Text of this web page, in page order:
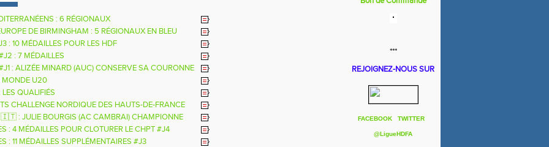
: 6 RÉGIONAUX
DE BIRMINGHAM : 5 RÉGIONAUX EN BLEU
: 10 MÉDAILLES POUR LES HDF
: 7 MÉDAILLES
: ALIZÉE MINARD (AUC) CONSERVE SA COURONNE
MONDE U20
LES QUALIFIÉS
CHALLENGE NORDIQUE DES HAUTS-DE-FRANCE
: JULIE BOURGIS (AC CAMBRAI) CHAMPIONNE
U18 DE LA PERCHE
: 4 MÉDAILLES POUR CLOTURER LE CHPT #J4
: 11 MÉDAILLES SUPPLÉMENTAIRES #J3
***
REJOIGNEZ-NOUS SUR
FACEBOOK TWITTER
@LigueHDFA